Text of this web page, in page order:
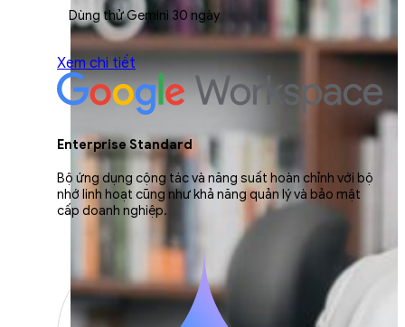
Dùng thử Gemini 30 ngày
Xem chi tiết
Enterprise Standard
Bộ ứng dụng cộng tác và năng suất hoàn chỉnh với bộ
nhớ linh hoạt cũng như khả năng quản lý và bảo mật
cấp doanh nghiệp.